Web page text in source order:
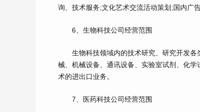
询、技术服务;文化艺术交流活动策划;国内广
6、生物科技公司经营范围
生物科技领域内的技术研究、研究开发各
械、机械设备、通讯设备、实验室试剂、化
术的进出口业务。
7、医药科技公司经营范围